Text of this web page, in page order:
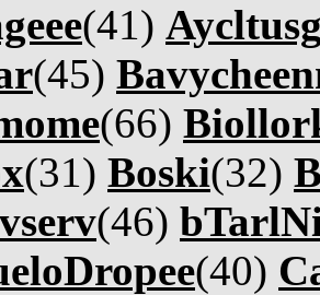
(41)
(45)
(66)
(31) Boski(32)
(46)
(40)